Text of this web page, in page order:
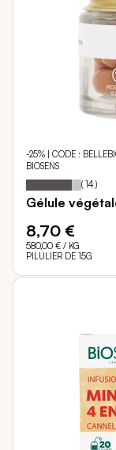
-25% | CODE :
BIOSENS
Notation: 83
% of
( 14 )
Gélule
8,70 €
580,00 € / KG
PILULIER DE 15G